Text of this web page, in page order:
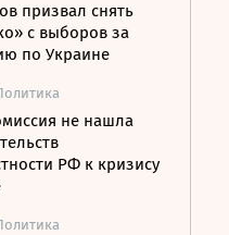
призвал снять
с выборов за
по Украине
не нашла
РФ к кризису